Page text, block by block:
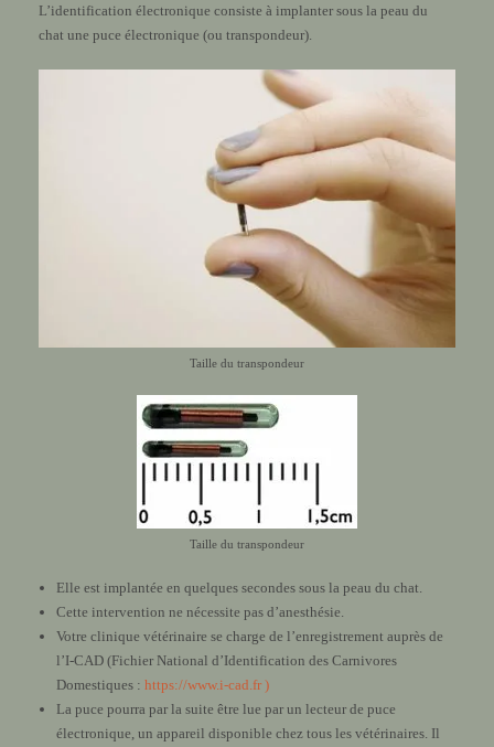
L’identification électronique consiste à implanter sous la peau du
chat une puce électronique (ou transpondeur).
Taille du transpondeur
Taille du transpondeur
Elle est implantée en quelques secondes sous la peau du chat.
Cette intervention ne nécessite pas d’anesthésie.
Votre clinique vétérinaire se charge de l’enregistrement auprès de
l’I-CAD (Fichier National d’Identification des Carnivores
Domestiques : https://www.i-cad.fr )
La puce pourra par la suite être lue par un lecteur de puce
électronique, un appareil disponible chez tous les vétérinaires. Il